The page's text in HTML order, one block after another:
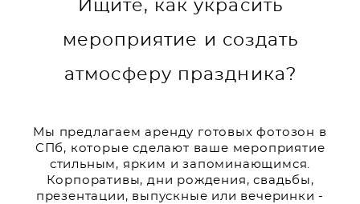
Ищите, как украсить
мероприятие и создать
атмосферу праздника?
Мы предлагаем аренду готовых фотозон в
СПб, которые сделают ваше мероприятие
стильным, ярким и запоминающимся.
Корпоративы, дни рождения, свадьбы,
презентации, выпускные или вечеринки -